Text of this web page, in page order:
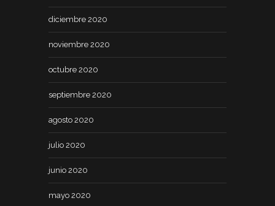
diciembre 2020
noviembre 2020
octubre 2020
septiembre 2020
agosto 2020
julio 2020
junio 2020
mayo 2020